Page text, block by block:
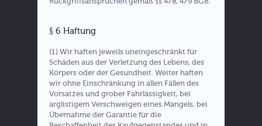
§ 6 Haftung
(1) Wir haften jeweils uneingeschränkt für
Schäden aus der Verletzung des Lebens, des
Körpers oder der Gesundheit. Weiter haften
wir ohne Einschränkung in allen Fällen des
Vorsatzes und grober Fahrlässigkeit, bei
arglistigem Verschweigen eines Mangels, bei
Übernahme der Garantie für die